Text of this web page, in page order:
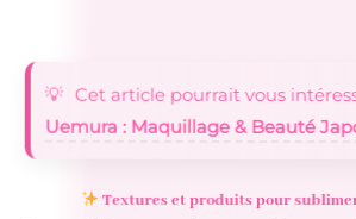
Cet article pourrait vous
Uemura : Maquillage & Beauté
Textures et produits pour